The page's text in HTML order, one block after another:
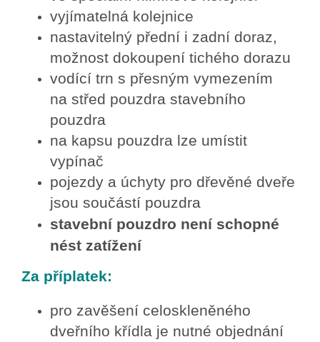
vyjímatelná kolejnice
nastavitelný přední i zadní doraz,
možnost dokoupení tichého dorazu
vodící trn s přesným vymezením
na střed pouzdra stavebního
pouzdra
na kapsu pouzdra lze umístit
vypínač
pojezdy a úchyty pro dřevěné dveře
jsou součástí pouzdra
stavební pouzdro není schopné
nést zatížení
Za příplatek:
pro zavěšení celoskleněného
dveřního křídla je nutné objednání